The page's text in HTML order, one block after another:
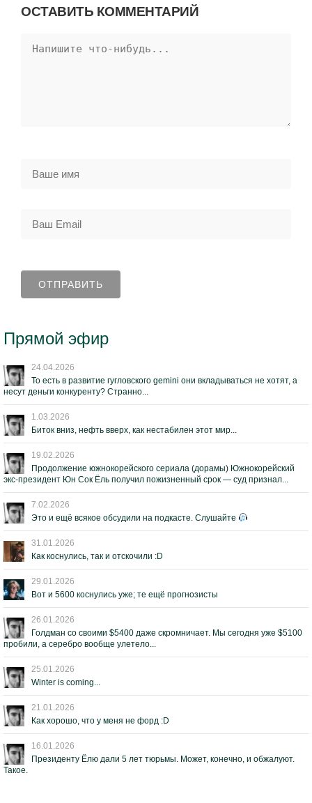
ОСТАВИТЬ КОММЕНТАРИЙ
Прямой эфир
24.04.2026
То есть в развитие гугловского gemini они вкладываться не хотят, а
несут деньги конкуренту? Странно...
1.03.2026
Биток вниз, нефть вверх, как нестабилен этот мир...
19.02.2026
Продолжение южнокорейского сериала (дорамы) Южнокорейский
экс-президент Юн Сок Ёль получил пожизненный срок — суд признал...
7.02.2026
Это и ещё всякое обсудили на подкасте. Слушайте
31.01.2026
Как коснулись, так и отскочили :D
29.01.2026
Вот и 5600 коснулись уже; те ещё прогнозисты
26.01.2026
Голдман со своими $5400 даже скромничает. Мы сегодня уже $5100
пробили, а серебро вообще улетело...
25.01.2026
Winter is coming...
21.01.2026
Как хорошо, что у меня не форд :D
16.01.2026
Президенту Ёлю дали 5 лет тюрьмы. Может, конечно, и обжалуют.
Такое.